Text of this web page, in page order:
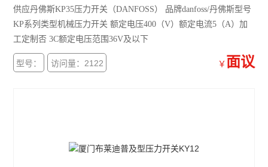
供应丹佛斯KP35压力开关（DANFOSS） 品牌danfoss/丹佛斯型号
KP系列类型机械压力开关 额定电压400（V）额定电流5（A）加
工定制否 3C额定电压范围36V及以下
型号： 访问量：2122 ￥ 面议